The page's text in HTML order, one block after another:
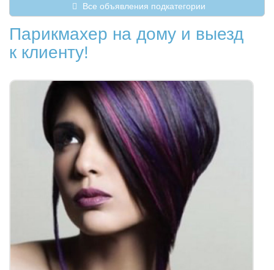
Все объявления подкатегории
Парикмахер на дому и выезд
к клиенту!